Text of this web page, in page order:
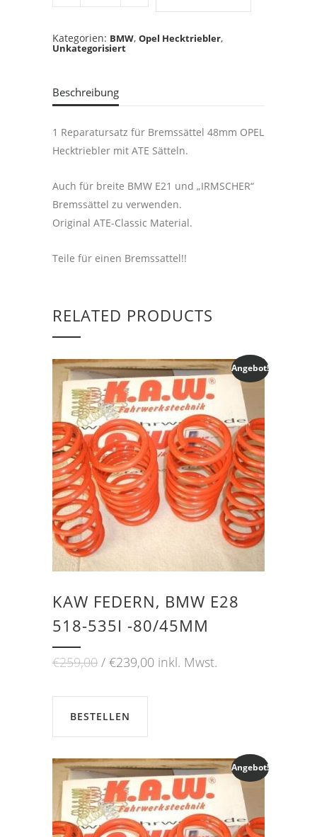
Manta,
Ascona,
Kategorien: BMW, Opel Hecktriebler,
Unkategorisiert
Beschreibung
1 Reparatursatz für Bremssättel 48mm OPEL
Hecktriebler mit ATE Sätteln.
Auch für breite BMW E21 und „IRMSCHER“
Bremssättel zu verwenden.
Original ATE-Classic Material.
Teile für einen Bremssattel!!
RELATED PRODUCTS
Angebot!
KAW FEDERN, BMW E28
518-535I -80/45MM
€259,00Ursprünglicher
€259,00
€239,00Aktueller
inkl. Mwst.
BESTELLEN
Angebot!